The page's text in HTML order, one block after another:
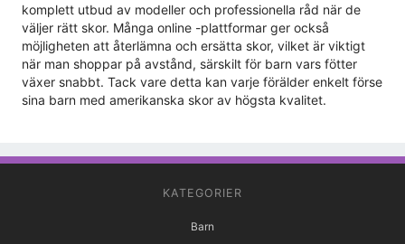
komplett utbud av modeller och professionella råd när de
väljer rätt skor. Många online -plattformar ger också
möjligheten att återlämna och ersätta skor, vilket är viktigt
när man shoppar på avstånd, särskilt för barn vars fötter
växer snabbt. Tack vare detta kan varje förälder enkelt förse
sina barn med amerikanska skor av högsta kvalitet.
KATEGORIER
Barn